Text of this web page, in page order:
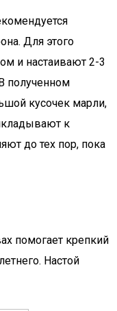
Для этого
и настаивают 2-3
полученном
кусочек марли,
к
до тех пор, пока
помогает крепкий
Настой